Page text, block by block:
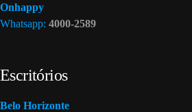
Onhappy
Whatsapp: 4000-2589
Escritórios
Belo Horizonte